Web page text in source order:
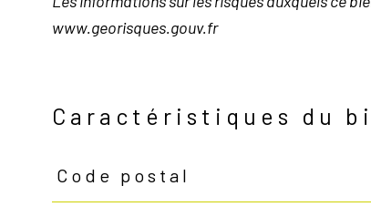
www.georisques.gouv.fr
Caractéristiques du
Caractéristiques Valeurs
Code postal